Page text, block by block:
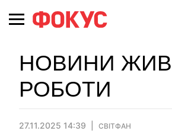
НОВИНИ
РОБОТИ
27.11.2025 14:39 СВІТФАН